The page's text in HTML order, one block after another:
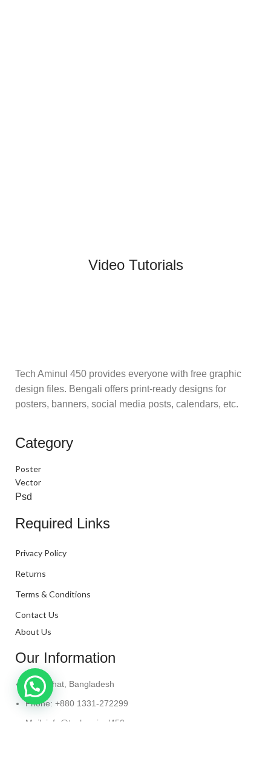
Video Tutorials
Tech Aminul 450 provides everyone with free graphic
design files. Bengali offers print-ready designs for
posters, banners, social media posts, calendars, etc.
Category
Poster
Vector
Psd
Required Links
Privacy Policy
Returns
Terms & Conditions
Contact Us
About Us
Our Information
Kanaighat, Bangladesh
Phone: +880 1331-272299
Mail: info@techaminul450.com